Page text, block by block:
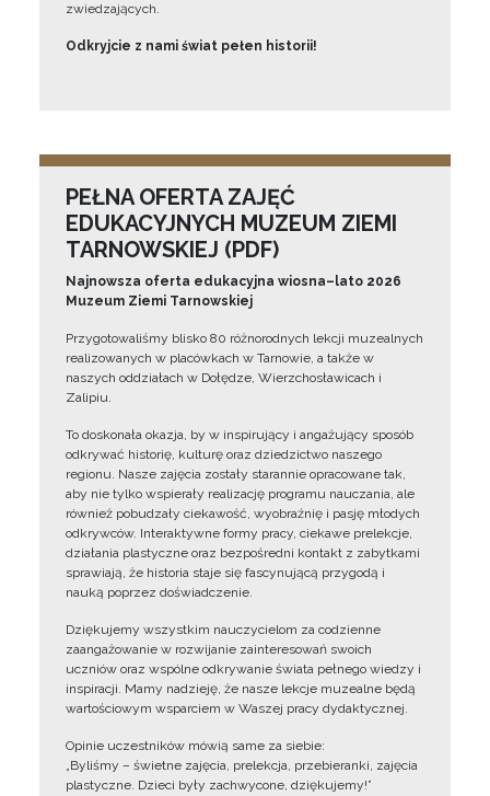
zwiedzających.
Odkryjcie z nami świat pełen historii!
PEŁNA OFERTA ZAJĘĆ
EDUKACYJNYCH MUZEUM ZIEMI
TARNOWSKIEJ (PDF)
Najnowsza oferta edukacyjna wiosna–lato 2026
Muzeum Ziemi Tarnowskiej
Przygotowaliśmy blisko 80 różnorodnych lekcji muzealnych
realizowanych w placówkach w Tarnowie, a także w
naszych oddziałach w Dołędze, Wierzchosławicach i
Zalipiu.
To doskonała okazja, by w inspirujący i angażujący sposób
odkrywać historię, kulturę oraz dziedzictwo naszego
regionu. Nasze zajęcia zostały starannie opracowane tak,
aby nie tylko wspierały realizację programu nauczania, ale
również pobudzały ciekawość, wyobraźnię i pasję młodych
odkrywców. Interaktywne formy pracy, ciekawe prelekcje,
działania plastyczne oraz bezpośredni kontakt z zabytkami
sprawiają, że historia staje się fascynującą przygodą i
nauką poprzez doświadczenie.
Dziękujemy wszystkim nauczycielom za codzienne
zaangażowanie w rozwijanie zainteresowań swoich
uczniów oraz wspólne odkrywanie świata pełnego wiedzy i
inspiracji. Mamy nadzieję, że nasze lekcje muzealne będą
wartościowym wsparciem w Waszej pracy dydaktycznej.
Opinie uczestników mówią same za siebie:
„Byliśmy – świetne zajęcia, prelekcja, przebieranki, zajęcia
plastyczne. Dzieci były zachwycone, dziękujemy!”